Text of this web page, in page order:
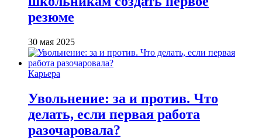
резюме
30 мая 2025
Карьера
Увольнение: за и против. Что
делать, если первая работа
разочаровала?